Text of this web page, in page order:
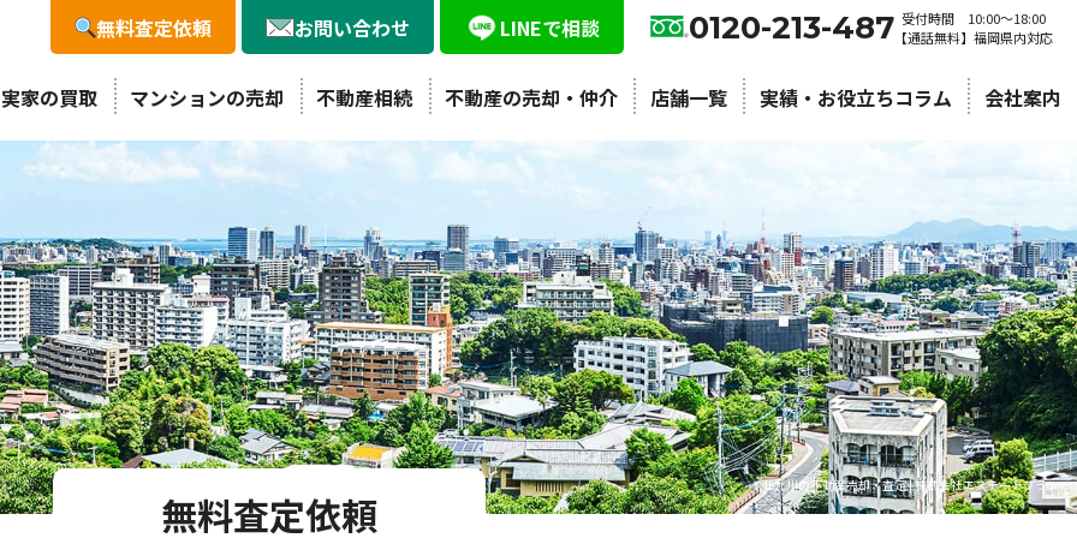
無料査定依頼 お問い合わせ LINEで相談 0120-213-487 受付時間 10:00〜18:00
【通話無料】福岡県内対応
家の買取 マンションの売却 不動産相続 不動産の売却・仲介 店舗一覧 実績・お役立ちコラム 会社案内
北九州の不動産売却・査定 | 株式会社エステートプラン
無料査定依頼